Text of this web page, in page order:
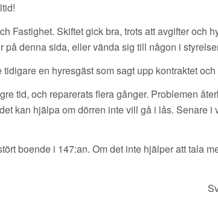
Fastighet. Skiftet gick bra, trots att avgifter och
denna sida, eller vända sig till någon i
en hyresgäst som sagt upp kontraktet och
tid, och reparerats flera gånger. Problemen
kan hjälpa om dörren inte vill gå i lås. Senare
boende i 147:an. Om det inte hjälper att tala